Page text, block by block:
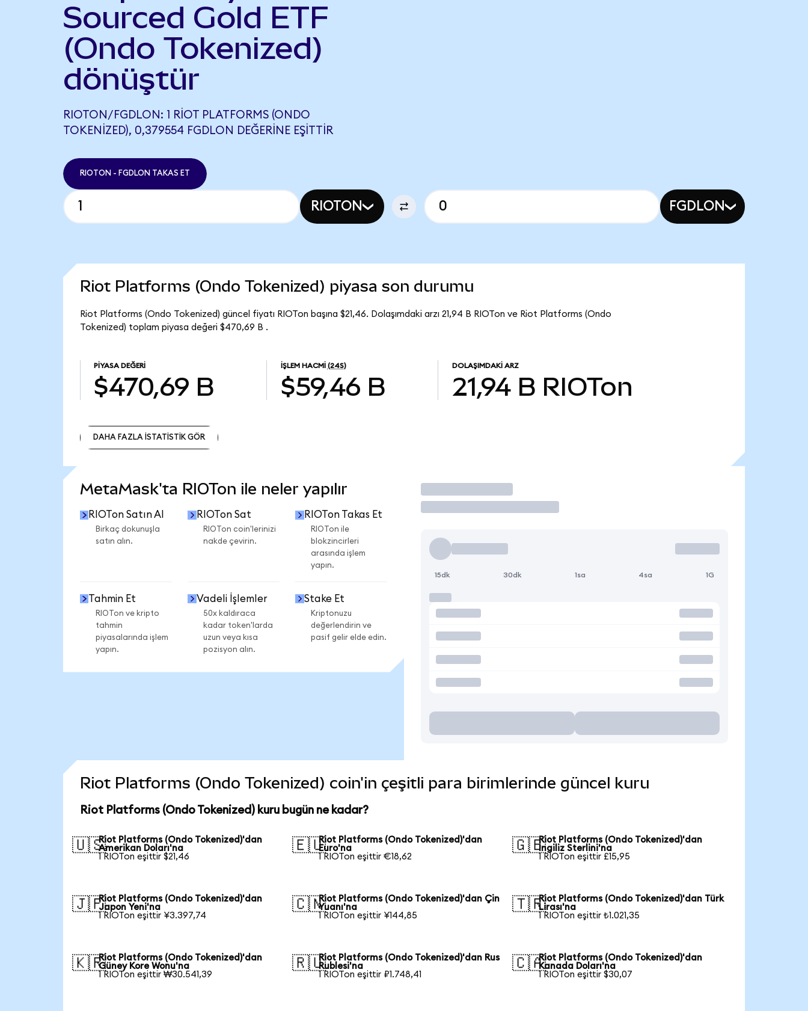
Sourced Gold ETF
(Ondo Tokenized)
dönüştür
RIOTON/FGDLON: 1 RIOT PLATFORMS (ONDO
TOKENIZED), 0,379554 FGDLON DEĞERINE EŞITTIR
RIOTON - FGDLON TAKAS ET
RIOTON FGDLON
Riot Platforms (Ondo Tokenized) piyasa son durumu
Riot Platforms (Ondo Tokenized) güncel fiyatı RIOTon başına $21,46. Dolaşımdaki arzı 21,94 B RIOTon ve Riot Platforms (Ondo
Tokenized) toplam piyasa değeri $470,69 B .
PIYASA DEĞERI
$470,69 B
İŞLEM HACMI (24S)
$59,46 B
DOLAŞIMDAKI ARZ
21,94 B RIOTon
DAHA FAZLA İSTATİSTİK GÖR
MetaMask'ta RIOTon ile neler yapılır
RIOTon Satın Al
Birkaç dokunuşla
satın alın.
RIOTon Sat
RIOTon coin'lerinizi
nakde çevirin.
RIOTon Takas Et
RIOTon ile
blokzincirleri
arasında işlem
yapın.
Tahmin Et
RIOTon ve kripto
tahmin
piyasalarında işlem
yapın.
Vadeli İşlemler
50x kaldıraca
kadar token'larda
uzun veya kısa
pozisyon alın.
Stake Et
Kriptonuzu
değerlendirin ve
pasif gelir elde edin.
İşlem Yap
15dk 30dk 1sa 4sa 1G
Riot Platforms (Ondo Tokenized) coin'in çeşitli para birimlerinde güncel kuru
Riot Platforms (Ondo Tokenized) kuru bugün ne kadar?
🇺🇸Riot Platforms (Ondo Tokenized)'dan
Amerikan Doları'na
1 RIOTon eşittir $21,46
🇪🇺Riot Platforms (Ondo Tokenized)'dan
Euro'na
1 RIOTon eşittir €18,62
🇬🇧Riot Platforms (Ondo Tokenized)'dan
İngiliz Sterlini'na
1 RIOTon eşittir £15,95
🇯🇵Riot Platforms (Ondo Tokenized)'dan
Japon Yeni'na
1 RIOTon eşittir ¥3.397,74
🇨🇳Riot Platforms (Ondo Tokenized)'dan Çin
Yuanı'na
1 RIOTon eşittir ¥144,85
🇹🇷Riot Platforms (Ondo Tokenized)'dan Türk
Lirası'na
1 RIOTon eşittir ₺1.021,35
🇰🇷Riot Platforms (Ondo Tokenized)'dan
Güney Kore Wonu'na
1 RIOTon eşittir ₩30.541,39
🇷🇺Riot Platforms (Ondo Tokenized)'dan Rus
Rublesi'na
1 RIOTon eşittir ₽1.748,41
🇨🇦Riot Platforms (Ondo Tokenized)'dan
Kanada Doları'na
1 RIOTon eşittir $30,07